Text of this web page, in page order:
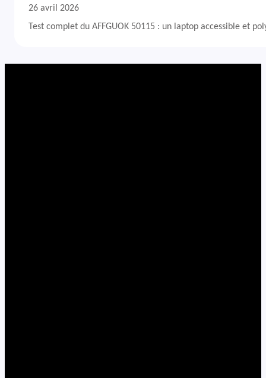
26 avril 2026
Test complet du AFFGUOK 50115 : un laptop accessible